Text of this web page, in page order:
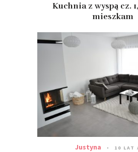
Kuchnia z wyspą cz.
mieszkam
Justyna 10 LAT